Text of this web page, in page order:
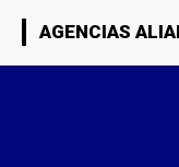
AGENCIAS